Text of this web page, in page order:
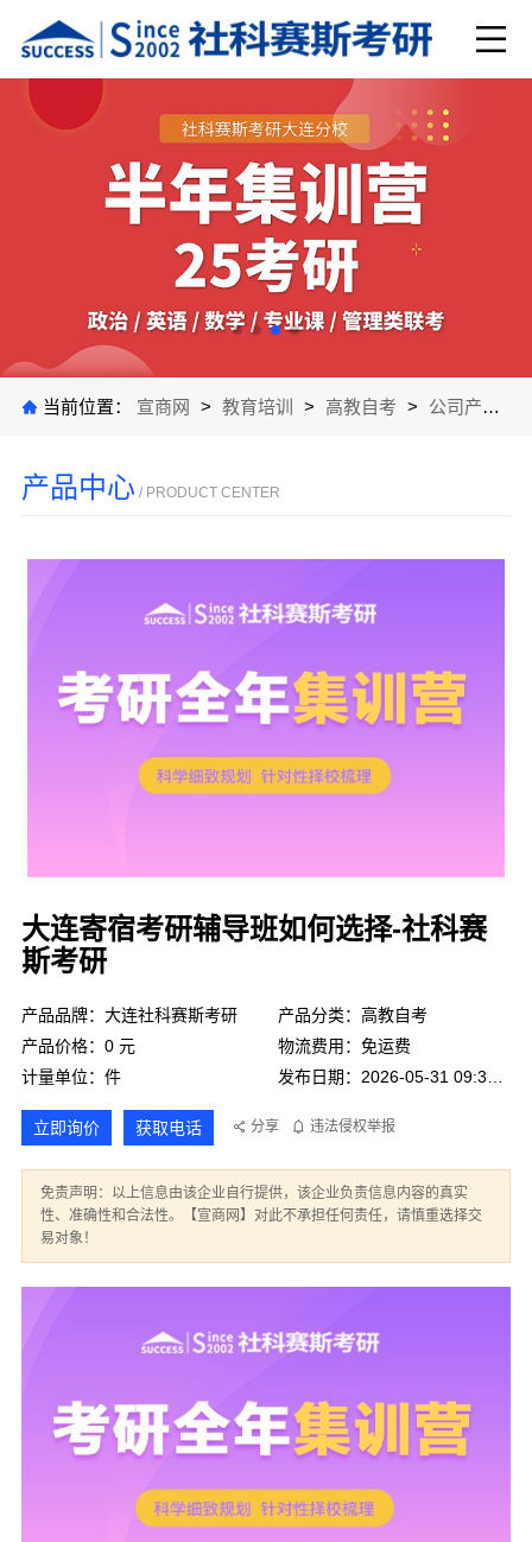
当前位置： 宣商网 > 教育培训 > 高教自考 > 公司产品
产品中心 / PRODUCT CENTER
大连寄宿考研辅导班如何选择-社科赛
斯考研
产品品牌：大连社科赛斯考研
产品分类：高教自考
产品价格：0 元
物流费用：免运费
计量单位：件
立即询价 获取电话 分享 违法侵权举报
免责声明：以上信息由该企业自行提供，该企业负责信息内容的真实
性、准确性和合法性。【宣商网】对此不承担任何责任，请慎重选择交
易对象！